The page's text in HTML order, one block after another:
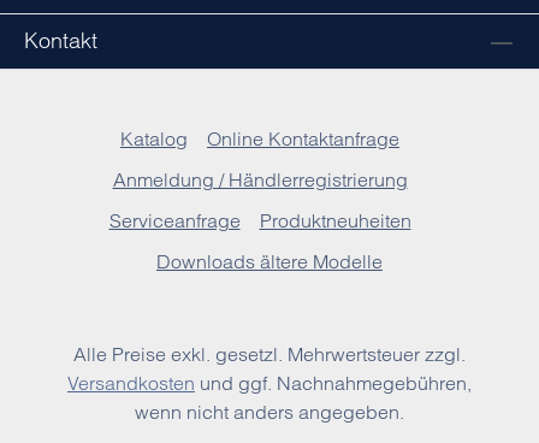
Kontakt
Katalog
Online Kontaktanfrage
Anmeldung / Händlerregistrierung
Serviceanfrage
Produktneuheiten
Downloads ältere Modelle
Alle Preise exkl. gesetzl. Mehrwertsteuer zzgl.
Versandkosten und ggf. Nachnahmegebühren,
wenn nicht anders angegeben.